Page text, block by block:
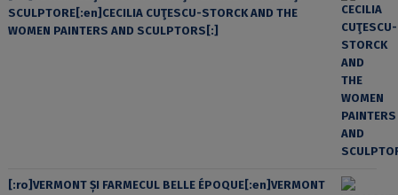
SCULPTORE[:en]CECILIA CUŢESCU-STORCK AND THE
WOMEN PAINTERS AND SCULPTORS[:]
[:ro]VERMONT ȘI FARMECUL BELLE ÉPOQUE[:en]VERMONT